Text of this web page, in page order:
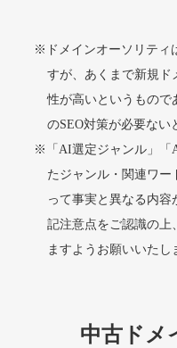
ジャンルその他
DA51 外部リンク数
入札 0件
※ドメインオーソリティ
すが、あくまで新規ド
性が高いというもので
のSEO対策が必要ない
※「AI選定ジャンル」「
たジャンル・関連ワー
って事実と異なる内
記注意点をご認識の上
ますようお願いいたし
中古ドメ